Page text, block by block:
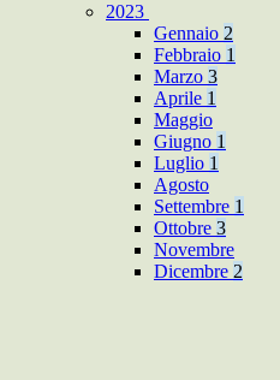
2023
Gennaio 2
Febbraio 1
Marzo 3
Aprile 1
Maggio
Giugno 1
Luglio 1
Agosto
Settembre 1
Ottobre 3
Novembre
Dicembre 2